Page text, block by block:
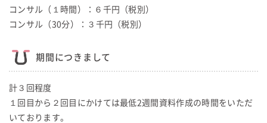
コンサル（１時間）：６千円（税別）
コンサル（30分）：３千円（税別）
期間につきまして
計３回程度
１回目から２回目にかけては最低2週間資料作成の時間をいただ
いております。